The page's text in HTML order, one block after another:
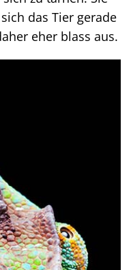
das Tier gerade
eher blass aus.